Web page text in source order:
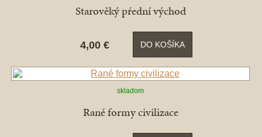
Starověký pŕední východ
4,00 € DO KOŠÍKA
skladom
Rané formy civilizace